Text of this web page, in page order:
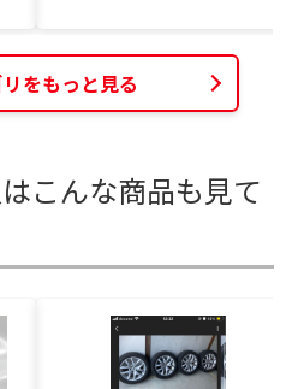
をもっと見る
こんな商品も見て